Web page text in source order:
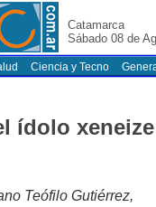
Catamarca
Sábado 08 de
Ciencia y Tecno
ídolo xeneize
Teófilo Gutiérrez,